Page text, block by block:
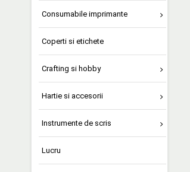
Consumabile imprimante
Coperti si etichete
Crafting si hobby
Hartie si accesorii
Instrumente de scris
Lucru